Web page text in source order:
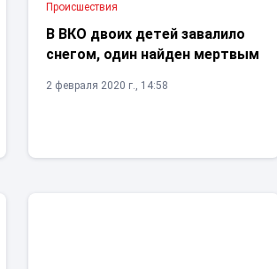
Проиcшествия
В ВКО двоих детей завалило
снегом, один найден мертвым
2 февраля 2020 г., 14:58